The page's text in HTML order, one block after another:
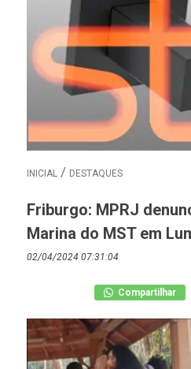
INICIAL DESTAQUES
Friburgo: MPRJ
Marina do MST em
02/04/2024 07:31:04
Compartilhar